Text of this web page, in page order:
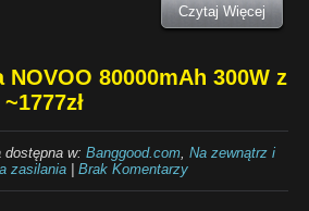
Czytaj Więcej
80000mAh 300W z
w: Banggood.com, Na zewnątrz i
zasilania| Brak Komentarzy